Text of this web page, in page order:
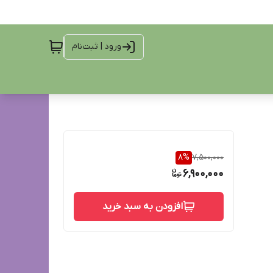
ورود | ثبت‌نام
7,500,000
8%
6,900,000
افزودن به سبد خرید